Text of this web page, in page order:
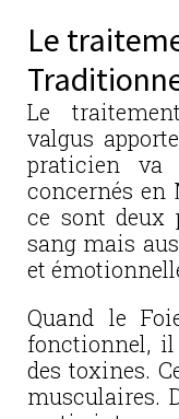
Le
Le
valgus
praticien va
concernés en
ce sont deux
sang mais
et
Quand le
fonctionnel, il
des toxines.
musculaires.